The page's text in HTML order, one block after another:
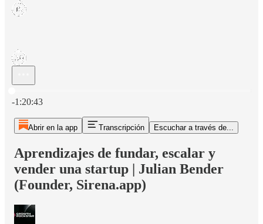
-1:20:43
Abrir en la app Transcripción Escuchar a través de...
Aprendizajes de fundar, escalar y
vender una startup | Julian Bender
(Founder, Sirena.app)